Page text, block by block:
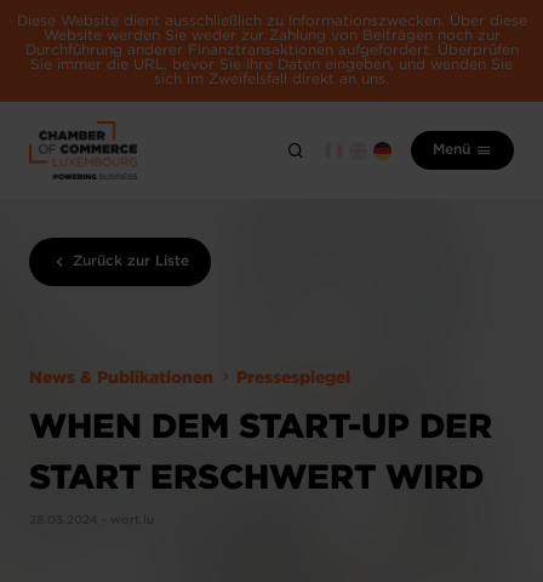
Diese Website dient ausschließlich zu Informationszwecken. Über diese
Website werden Sie weder zur Zahlung von Beiträgen noch zur
Durchführung anderer Finanztransaktionen aufgefordert. Überprüfen
Sie immer die URL, bevor Sie Ihre Daten eingeben, und wenden Sie
sich im Zweifelsfall direkt an uns.
Menü
Zurück zur Liste
News & Publikationen Pressespiegel
WHEN DEM START-UP DER
START ERSCHWERT WIRD